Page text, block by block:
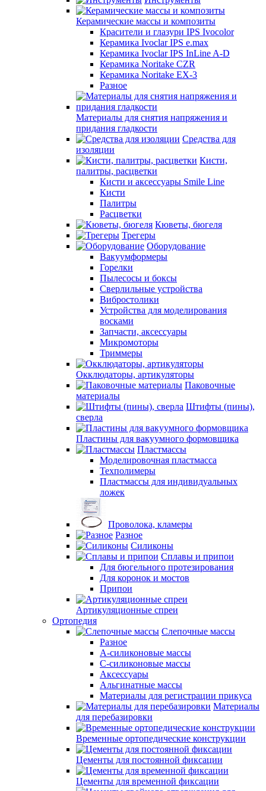
Керамические массы и композиты
Красители и глазури IPS Ivocolor
Керамика Ivoclar IPS e.max
Керамика Ivoclar IPS InLine A-D
Керамика Noritake CZR
Керамика Noritake EX-3
Разное
Материалы для снятия напряжения и
придания гладкости
Средства для
изоляции
Кисти,
палитры, расцветки
Кисти и аксессуары Smile Line
Кисти
Палитры
Расцветки
Кюветы, бюгеля
Трегеры
Оборудование
Вакуумформеры
Горелки
Пылесосы и боксы
Сверлильные устройства
Вибростолики
Устройства для моделирования
восками
Запчасти, аксессуары
Микромоторы
Триммеры
Окклюдаторы, артикуляторы
Паковочные
материалы
Штифты (пины),
сверла
Пластины для вакуумного формовщика
Пластмассы
Моделировочная пластмасса
Техполимеры
Пластмассы для индивидуальных
ложек
Проволока, кламеры
Разное
Силиконы
Сплавы и припои
Для бюгельного протезирования
Для коронок и мостов
Припои
Артикуляционные спреи
Ортопедия
Слепочные массы
Разное
А-силиконовые массы
С-силиконовые массы
Аксессуары
Альгинатные массы
Материалы для регистрации прикуса
Материалы
для перебазировки
Временные ортопедические конструкции
Цементы для постоянной фиксации
Цементы для временной фиксации